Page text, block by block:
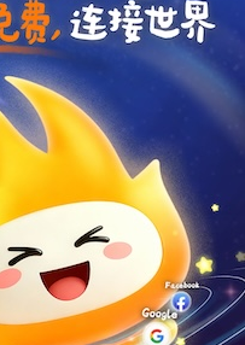
支持
支持 反对 [0]